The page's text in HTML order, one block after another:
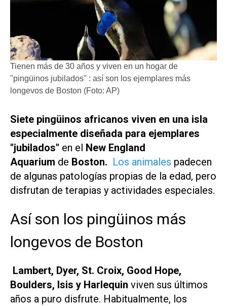
Tienen más de 30 años y viven en un hogar de
"pingüinos jubilados" : así son los ejemplares más
longevos de Boston (Foto: AP)
Siete pingüinos africanos viven en una isla
especialmente diseñada para ejemplares
"jubilados" en el New England
Aquarium de Boston. Los animales padecen
de algunas patologías propias de la edad, pero
disfrutan de terapias y actividades especiales.
Así son los pingüinos más
longevos de Boston
Lambert, Dyer, St. Croix, Good Hope,
Boulders, Isis y Harlequin viven sus últimos
años a puro disfrute. Habitualmente, los